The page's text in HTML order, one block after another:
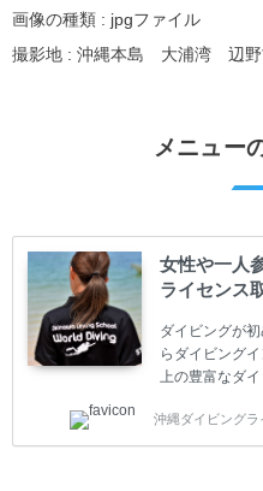
画像の種類 : jpgファイル
撮影地 : 沖縄本島 大浦湾 辺野
メニュー
女性や一人
ライセンス
ダイビングが
らダイビング
上の豊富なダ
(TEC)のコース
講するお客様
沖縄ダイビング